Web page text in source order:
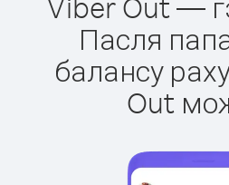
Пасля
балансу
Out